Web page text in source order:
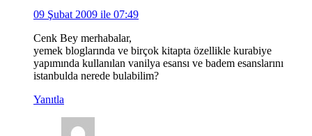
09 Şubat 2009 ile 07:49
Cenk Bey merhabalar,
yemek bloglarında ve birçok kitapta özellikle kurabiye
yapımında kullanılan vanilya esansı ve badem esanslarını
istanbulda nerede bulabilim?
Yanıtla